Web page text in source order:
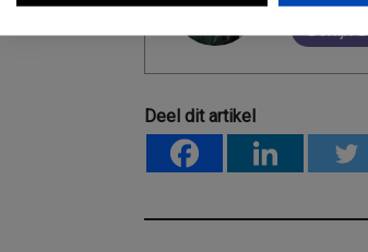
Bekijk
Deel dit artikel